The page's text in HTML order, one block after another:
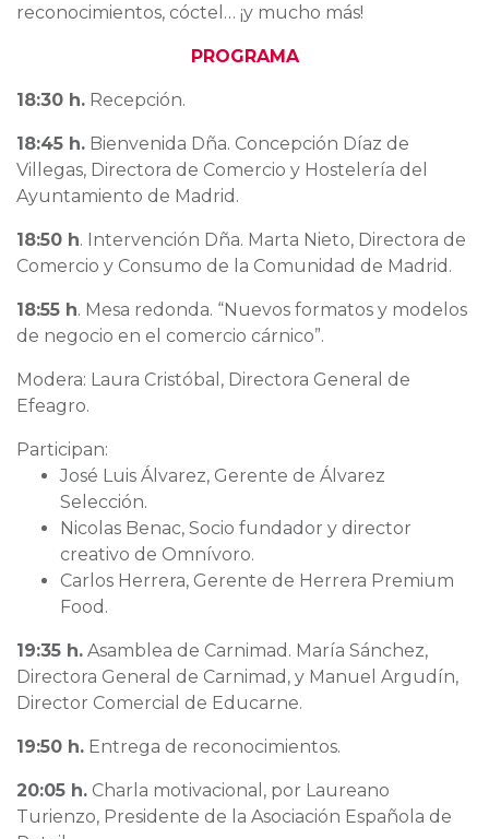
reconocimientos, cóctel… ¡y mucho más!
PROGRAMA
18:30 h. Recepción.
18:45 h. Bienvenida Dña. Concepción Díaz de
Villegas, Directora de Comercio y Hostelería del
Ayuntamiento de Madrid.
18:50 h. Intervención Dña. Marta Nieto, Directora de
Comercio y Consumo de la Comunidad de Madrid.
18:55 h. Mesa redonda. “Nuevos formatos y modelos
de negocio en el comercio cárnico”.
Modera: Laura Cristóbal, Directora General de
Efeagro.
Participan:
José Luis Álvarez, Gerente de Álvarez
Selección.
Nicolas Benac, Socio fundador y director
creativo de Omnívoro.
Carlos Herrera, Gerente de Herrera Premium
Food.
19:35 h. Asamblea de Carnimad. María Sánchez,
Directora General de Carnimad, y Manuel Argudín,
Director Comercial de Educarne.
19:50 h. Entrega de reconocimientos.
20:05 h. Charla motivacional, por Laureano
Turienzo, Presidente de la Asociación Española de